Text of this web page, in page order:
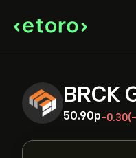
BRCK
50.90‎p‎-0.30